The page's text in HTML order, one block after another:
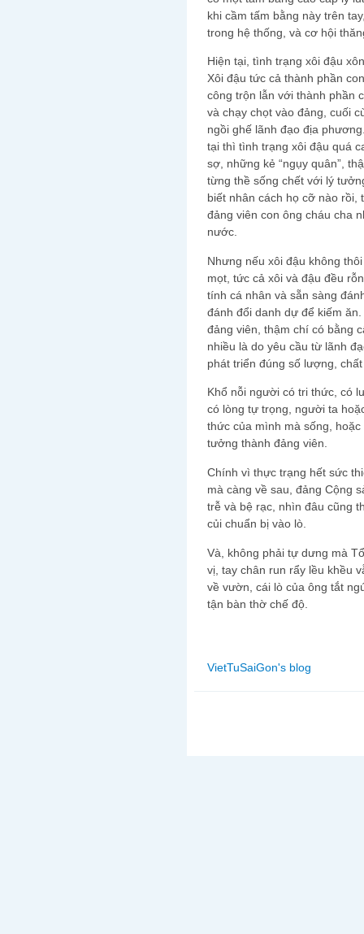
khi cầm tấm bằng này trên
trong hệ thống, và cơ hội
Hiện tại, tình trạng xôi đậu
Xôi đậu tức cả thành phần
công trộn lẫn với thành phần
và chạy chọt vào đảng, cuối
ngồi ghế lãnh đạo địa
tại thì tình trạng xôi đậu quá
sợ, những kẻ “ngụy quân”,
từng thề sống chết với lý
biết nhân cách họ cỡ nào rồi,
đảng viên con ông cháu cha
nước.
Nhưng nếu xôi đậu không
mọt, tức cả xôi và đậu đều
tính cá nhân và sẵn sàng
đánh đổi danh dự để kiếm
đảng viên, thậm chí có bằng
nhiều là do yêu cầu từ lãnh
phát triển đúng số lượng,
Khổ nỗi người có tri thức, có
có lòng tự trọng, người ta
thức của mình mà sống,
tưởng thành đảng viên.
Chính vì thực trạng hết sức
mà càng về sau, đảng Cộng
trễ và bệ rạc, nhìn đâu cũng
củi chuẩn bị vào lò.
Và, không phải tự dưng mà
vị, tay chân run rẩy lều khều
về vườn, cái lò của ông tắt
tận bàn thờ chế độ.
VietTuSaiGon's blog